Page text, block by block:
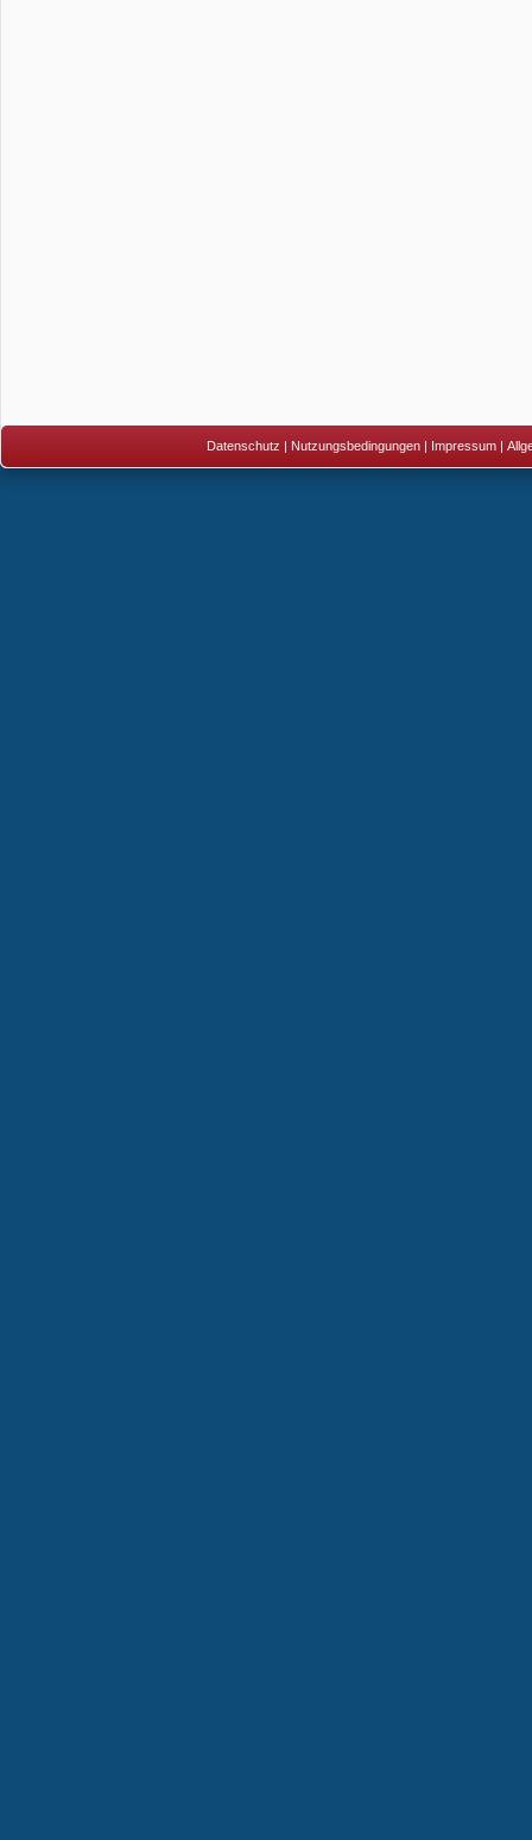
Datenschutz | Nutzungsbedingungen | Impressum |